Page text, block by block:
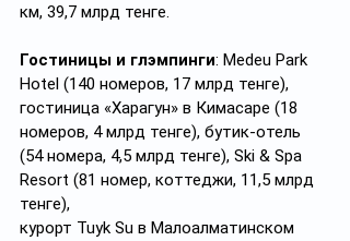
км, 39,7 млрд тенге.
Гостиницы и глэмпинги: Medeu Park
Hotel (140 номеров, 17 млрд тенге),
гостиница «Харагун» в Кимасаре (18
номеров, 4 млрд тенге), бутик-отель
(54 номера, 4,5 млрд тенге), Ski & Spa
Resort (81 номер, коттеджи, 11,5 млрд
тенге),
курорт Tuyk Su в Малоалматинском